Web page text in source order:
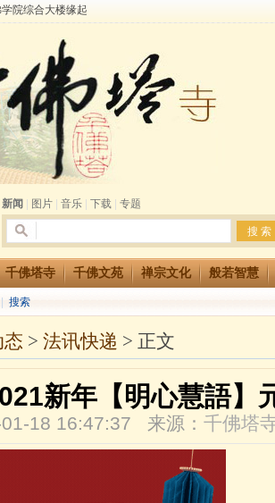
院综合大楼缘起
末阅藏报名通知
藏法会
尼和尚开讲《六祖坛经》
法堂对大众的开示
佛学院女众部 2016年招生简章
千佛塔寺弘法
会 祈福息灾地藏七 冥阳两利普渡群蒙盂兰盆
院女众部2014年招生简章
新闻
图片 音乐 下载 专题
千佛塔寺 千佛文苑 禅宗文化 般若智慧
搜索
> 法讯快递 > 正文
新年【明心慧語】
18 16:47:37 来源： 千佛塔